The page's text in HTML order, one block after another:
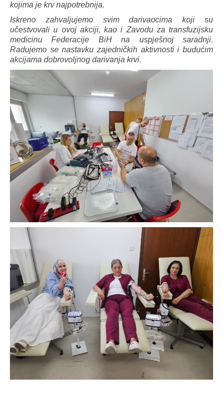
kojima je krv najpotrebnija.
Iskreno zahvaljujemo svim darivaocima koji su
učestvovali u ovoj akciji, kao i Zavodu za transfuzijsku
medicinu Federacije BiH na uspješnoj saradnji.
Radujemo se nastavku zajedničkih aktivnosti i budućim
akcijama dobrovoljnog darivanja krvi.